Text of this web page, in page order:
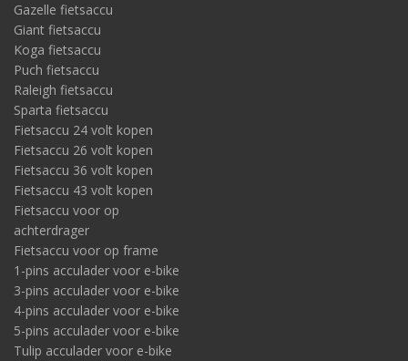
Gazelle fietsaccu
Giant fietsaccu
Koga fietsaccu
Puch fietsaccu
Raleigh fietsaccu
Sparta fietsaccu
Fietsaccu 24 volt kopen
Fietsaccu 26 volt kopen
Fietsaccu 36 volt kopen
Fietsaccu 43 volt kopen
Fietsaccu voor op
achterdrager
Fietsaccu voor op frame
1-pins acculader voor e-bike
3-pins acculader voor e-bike
4-pins acculader voor e-bike
5-pins acculader voor e-bike
Tulip acculader voor e-bike